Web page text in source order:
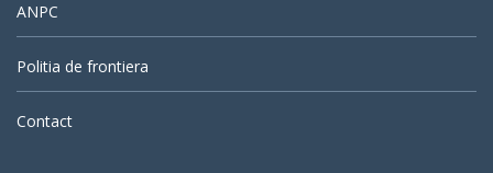
ANPC
Politia de frontiera
Contact